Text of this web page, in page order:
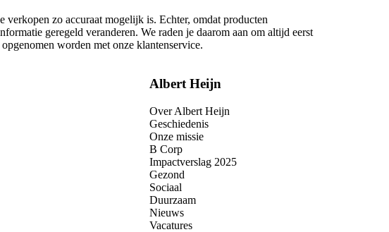
zo accuraat mogelijk is. Echter, omdat producten
geregeld veranderen. We raden je daarom aan om altijd eerst
worden met onze klantenservice.
Albert Heijn
Over Albert Heijn
Geschiedenis
Onze missie
B Corp
Impactverslag 2025
Gezond
Sociaal
Duurzaam
Nieuws
Vacatures